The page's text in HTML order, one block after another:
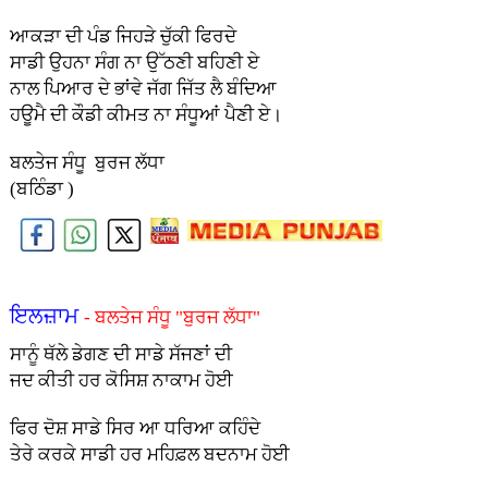
ਆਕੜਾ ਦੀ ਪੰਡ ਜਿਹੜੇ ਚੁੱਕੀ ਫਿਰਦੇ
ਸਾਡੀ ਉਹਨਾ ਸੰਗ ਨਾ ਉੱਠਣੀ ਬਹਿਣੀ ਏ
ਨਾਲ ਪਿਆਰ ਦੇ ਭਾਂਵੇ ਜੱਗ ਜਿੱਤ ਲੈ ਬੰਦਿਆ
ਹਊਮੈ ਦੀ ਕੌਡੀ ਕੀਮਤ ਨਾ ਸੰਧੂਆਂ ਪੈਣੀ ਏ।
ਬਲਤੇਜ ਸੰਧੂ ਬੁਰਜ ਲੱਧਾ
(ਬਠਿੰਡਾ )
ਇਲਜ਼ਾਮ - ਬਲਤੇਜ ਸੰਧੂ "ਬੁਰਜ ਲੱਧਾ"
ਸਾਨੂੰ ਥੱਲੇ ਡੇਗਣ ਦੀ ਸਾਡੇ ਸੱਜਣਾਂ ਦੀ
ਜਦ ਕੀਤੀ ਹਰ ਕੋਸਿਸ਼ ਨਾਕਾਮ ਹੋਈ
ਫਿਰ ਦੋਸ਼ ਸਾਡੇ ਸਿਰ ਆ ਧਰਿਆ ਕਹਿੰਦੇ
ਤੇਰੇ ਕਰਕੇ ਸਾਡੀ ਹਰ ਮਹਿਫ਼ਲ ਬਦਨਾਮ ਹੋਈ